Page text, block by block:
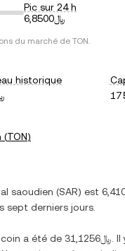
Pic sur 24 h
﷼6,8500
du marché de TON.
historique
(TON)
saoudien (SAR) est
sept derniers jours.
a été de ﷼31,1256 .